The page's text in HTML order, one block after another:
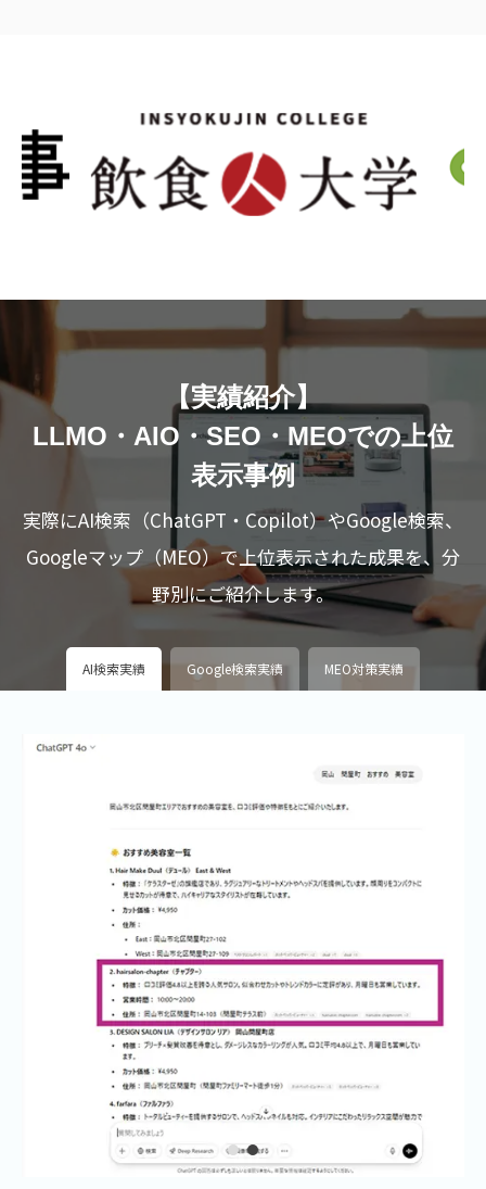
【実績紹介】
LLMO・AIO・SEO・MEOでの上位
表示事例
実際にAI検索（ChatGPT・Copilot）やGoogle検索、
Googleマップ（MEO）で上位表示された成果を、分
野別にご紹介します。
AI検索実績 Google検索実績 MEO対策実績